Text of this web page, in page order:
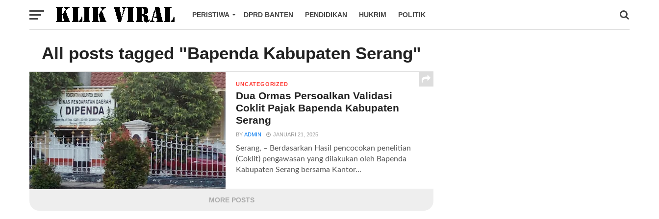
PERISTIWA DPRD BANTEN PENDIDIKAN HUKRIM POLITIK
All posts tagged "Bapenda Kabupaten Serang"
UNCATEGORIZED
Dua Ormas Persoalkan Validasi
Coklit Pajak Bapenda Kabupaten
Serang
BYADMIN JANUARI 21, 2025
Serang, – Berdasarkan Hasil pencocokan penelitian
(Coklit) pengawasan yang dilakukan oleh Bapenda
Kabupaten Serang bersama Kantor...
MORE POSTS